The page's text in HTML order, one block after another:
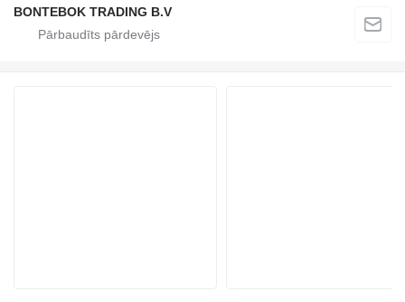
BONTEBOK TRADING B.V